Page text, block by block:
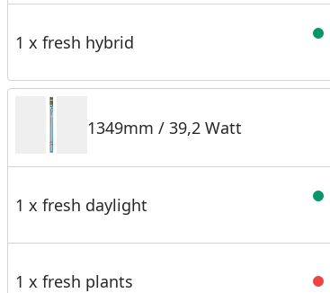
1 x fresh hybrid
1349mm / 39,2 Watt
1 x fresh daylight
1 x fresh plants